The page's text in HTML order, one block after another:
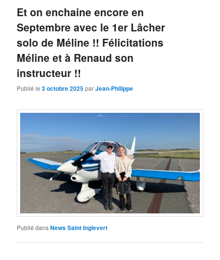
Et on enchaine encore en
Septembre avec le 1er Lâcher
solo de Méline !! Félicitations
Méline et à Renaud son
instructeur !!
Publié le3 octobre 2025parJean-Philippe
Publié dansNews Saint Inglevert